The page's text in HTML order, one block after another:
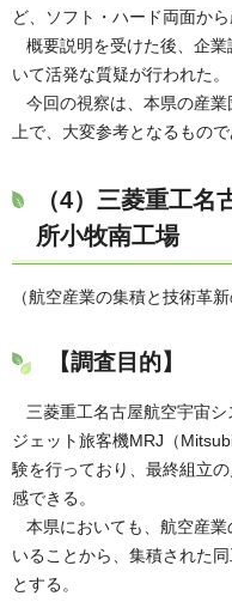
ど、ソフト・ハード両面から
概要説明を受けた後、企業
いて活発な質疑が行われた。
今回の視察は、本県の産業
上で、大変参考となるもので
（4） 三菱重工名
所小牧南工場
（航空産業の集積と技術革
【調査目的】
三菱重工名古屋航空宇宙
ジェット旅客機MRJ（
験を行っており、最終組立
感できる。
本県においても、航空産
いることから、集積された
とする。